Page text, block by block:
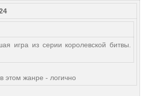
игра из серии королевской битвы.
этом жанре - логично